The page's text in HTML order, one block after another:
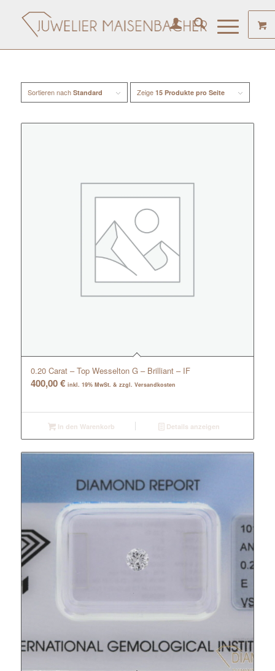
Sortieren nach Standard Zeige 15 Produkte pro Seite
0.20 Carat – Top Wesselton G – Brilliant – IF
400,00€ inkl. 19% MwSt. & zzgl. Versandkosten
In den Warenkorb Details anzeigen